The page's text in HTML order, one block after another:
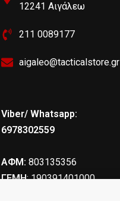
12241 Αιγάλεω
211 0089177
aigaleo@tacticalstore.gr
Viber/ Whatsapp:
6978302559
ΑΦΜ: 803135356
ΓΕΜΗ: 190391401000